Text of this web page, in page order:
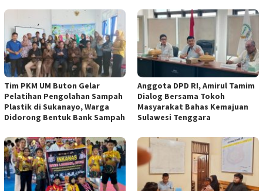
Tim PKM UM Buton Gelar
Pelatihan Pengolahan Sampah
Plastik di Sukanayo, Warga
Didorong Bentuk Bank Sampah
Anggota DPD RI, Amirul Tamim
Dialog Bersama Tokoh
Masyarakat Bahas Kemajuan
Sulawesi Tenggara